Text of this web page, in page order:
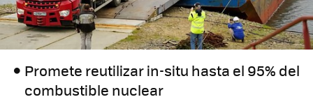
Promete reutilizar in-situ hasta el 95% del
combustible nuclear